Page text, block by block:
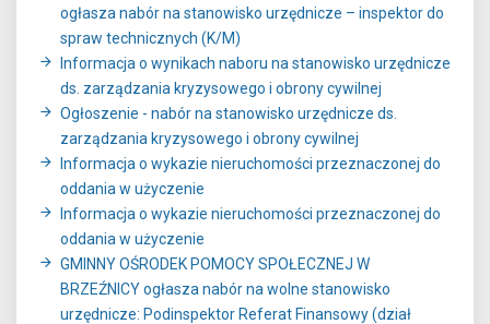
ogłasza nabór na stanowisko urzędnicze – inspektor do
spraw technicznych (K/M)
Informacja o wynikach naboru na stanowisko urzędnicze
ds. zarządzania kryzysowego i obrony cywilnej
Ogłoszenie - nabór na stanowisko urzędnicze ds.
zarządzania kryzysowego i obrony cywilnej
Informacja o wykazie nieruchomości przeznaczonej do
oddania w użyczenie
Informacja o wykazie nieruchomości przeznaczonej do
oddania w użyczenie
GMINNY OŚRODEK POMOCY SPOŁECZNEJ W
BRZEŹNICY ogłasza nabór na wolne stanowisko
urzędnicze: Podinspektor Referat Finansowy (dział